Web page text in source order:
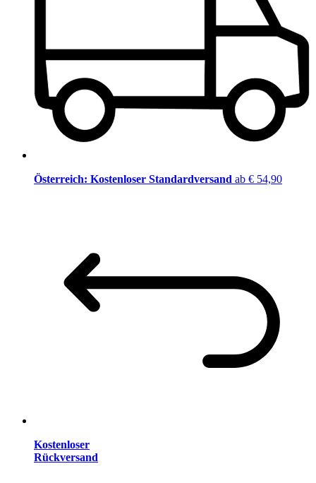
Österreich: Kostenloser Standardversand ab € 54,90
Kostenloser
Rückversand